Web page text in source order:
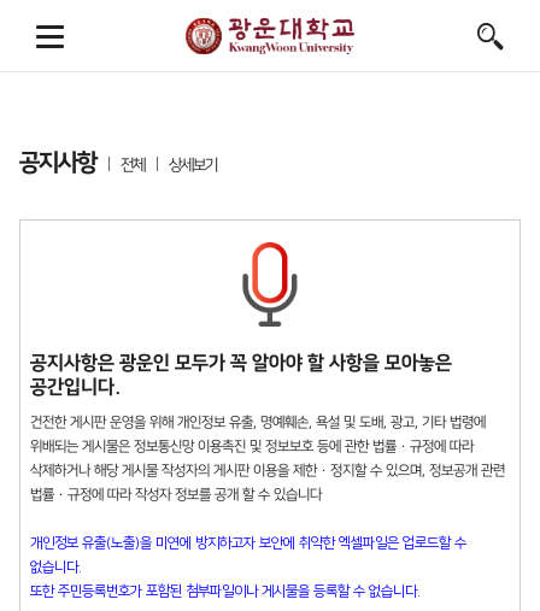
공지사항 전체 상세보기
공지사항은 광운인 모두가 꼭 알아야 할 사항을 모아놓은
공간입니다.
건전한 게시판 운영을 위해 개인정보 유출, 명예훼손, 욕설 및 도배, 광고, 기타 법령에
위배되는 게시물은 정보통신망 이용촉진 및 정보보호 등에 관한 법률 · 규정에 따라
삭제하거나 해당 게시물 작성자의 게시판 이용을 제한 · 정지할 수 있으며, 정보공개 관련
법률 · 규정에 따라 작성자 정보를 공개 할 수 있습니다
개인정보 유출(노출)을 미연에 방지하고자 보안에 취약한 엑셀파일은 업로드할 수
없습니다.
또한 주민등록번호가 포함된 첨부파일이나 게시물을 등록할 수 없습니다.